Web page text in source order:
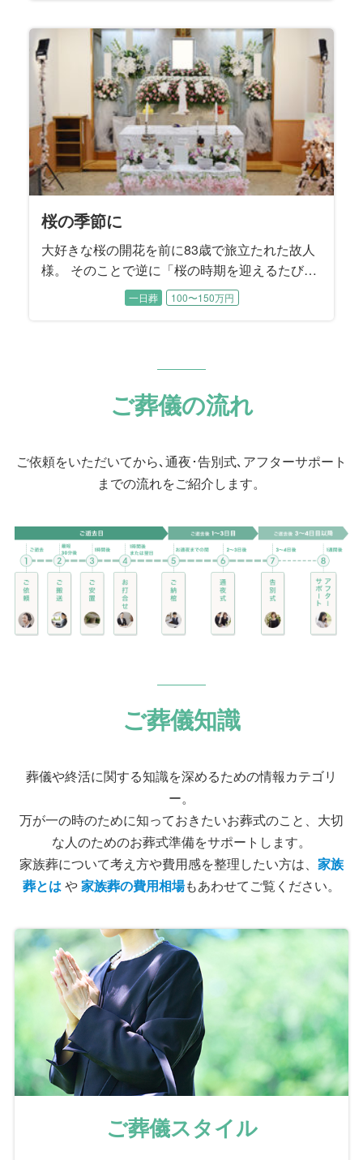
てしまわないように。 ずっと、楽しいままで。
桜の季節に
大好きな桜の開花を前に83歳で旅立たれた故人
様。 そのことで逆に「桜の時期を迎えるたび、
きっと母のことを思い出すでしょう」とお二人
の娘様はおっしゃいました。桜の季節を迎える
一日葬 100〜150万円
ご葬儀の流れ
ご依頼をいただいてから､通夜･告別式､アフターサポート
までの流れをご紹介します。
ご葬儀知識
葬儀や終活に関する知識を深めるための情報カテゴリ
ー。
万が一の時のために知っておきたいお葬式のこと、大切
な人のためのお葬式準備をサポートします。
家族葬について考え方や費用感を整理したい方は、 家族
葬とはや家族葬の費用相場もあわせてご覧ください。
ご葬儀スタイル